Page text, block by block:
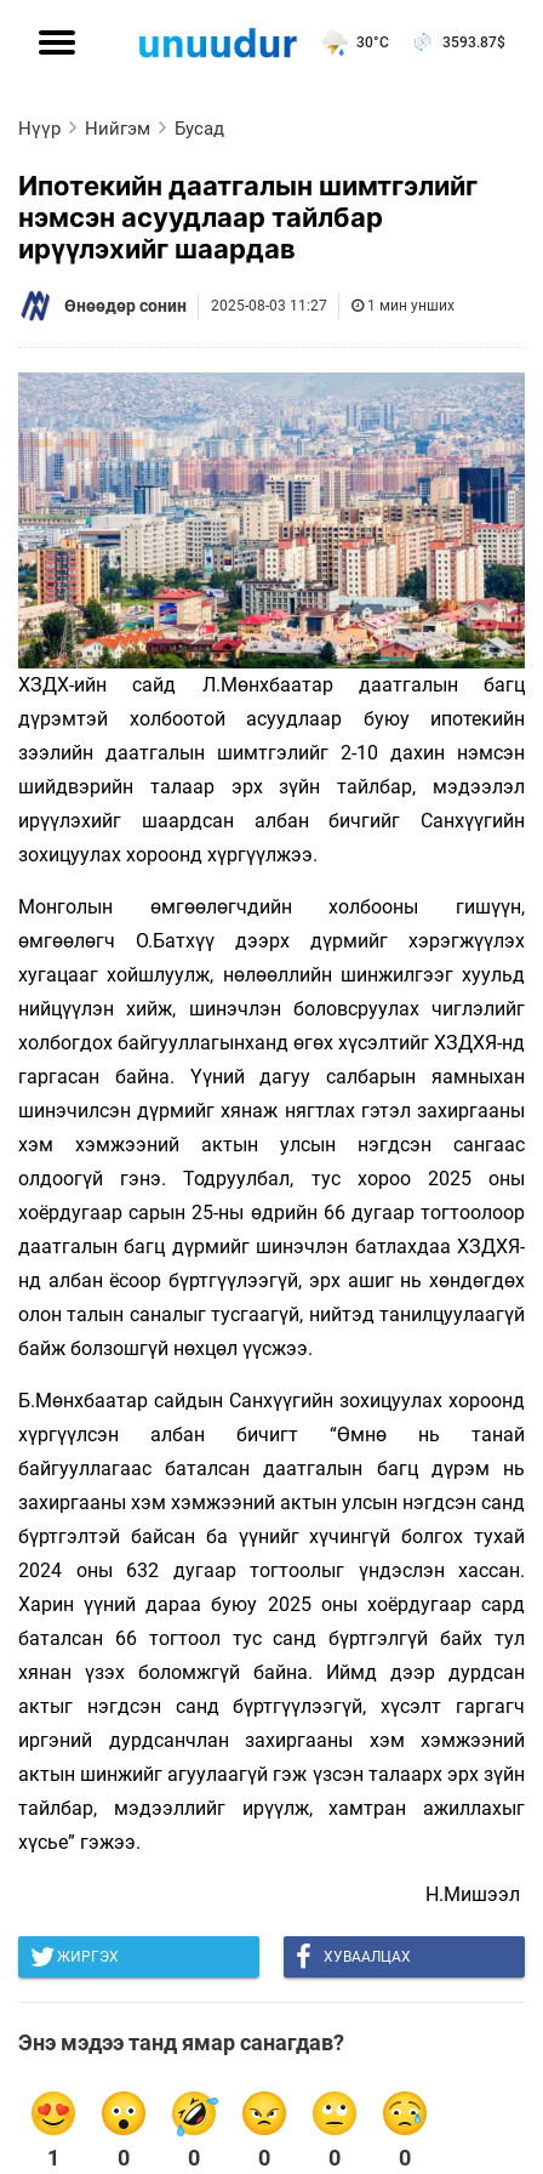
30°C 3593.87$
Нүүр Нийгэм Бусад
Ипотекийн даатгалын шимтгэлийг
нэмсэн асуудлаар тайлбар
ирүүлэхийг шаардав
Өнөөдөр сонин 2025-08-03 11:27 1 мин унших
ХЗДХ-ийн сайд Л.Мөнхбаатар даатгалын багц
дүрэмтэй холбоотой асуудлаар буюу ипотекийн
зээлийн даатгалын шимтгэлийг 2-10 дахин нэмсэн
шийдвэрийн талаар эрх зүйн тайлбар, мэдээлэл
ирүүлэхийг шаардсан албан бичгийг Санхүүгийн
зохицуулах хороонд хүргүүлжээ.
Монголын өмгөөлөгчдийн холбооны гишүүн,
өмгөөлөгч О.Батхүү дээрх дүрмийг хэрэгжүүлэх
хугацааг хойшлуулж, нөлөөллийн шинжилгээг хуульд
нийцүүлэн хийж, шинэчлэн боловсруулах чиглэлийг
холбогдох байгууллагынханд өгөх хүсэлтийг ХЗДХЯ-нд
гаргасан байна. Үүний дагуу салбарын яамныхан
шинэчилсэн дүрмийг хянаж нягтлах гэтэл захиргааны
хэм хэмжээний актын улсын нэгдсэн сангаас
олдоогүй гэнэ. Тодруулбал, тус хороо 2025 оны
хоёрдугаар сарын 25-ны өдрийн 66 дугаар тогтоолоор
даатгалын багц дүрмийг шинэчлэн батлахдаа ХЗДХЯ-
нд албан ёсоор бүртгүүлээгүй, эрх ашиг нь хөндөгдөх
олон талын саналыг тусгаагүй, нийтэд танилцуулаагүй
байж болзошгүй нөхцөл үүсжээ.
Б.Мөнхбаатар сайдын Санхүүгийн зохицуулах хороонд
хүргүүлсэн албан бичигт “Өмнө нь танай
байгууллагаас баталсан даатгалын багц дүрэм нь
захиргааны хэм хэмжээний актын улсын нэгдсэн санд
бүртгэлтэй байсан ба үүнийг хүчингүй болгох тухай
2024 оны 632 дугаар тогтоолыг үндэслэн хассан.
Харин үүний дараа буюу 2025 оны хоёрдугаар сард
баталсан 66 тогтоол тус санд бүртгэлгүй байх тул
хянан үзэх боломжгүй байна. Иймд дээр дурдсан
актыг нэгдсэн санд бүртгүүлээгүй, хүсэлт гаргагч
иргэний дурдсанчлан захиргааны хэм хэмжээний
актын шинжийг агуулаагүй гэж үзсэн талаарх эрх зүйн
тайлбар, мэдээллийг ирүүлж, хамтран ажиллахыг
хүсье” гэжээ.
Н.Мишээл
ЖИРГЭХ ХУВААЛЦАХ
Энэ мэдээ танд ямар санагдав?
1 0 0 0 0 0